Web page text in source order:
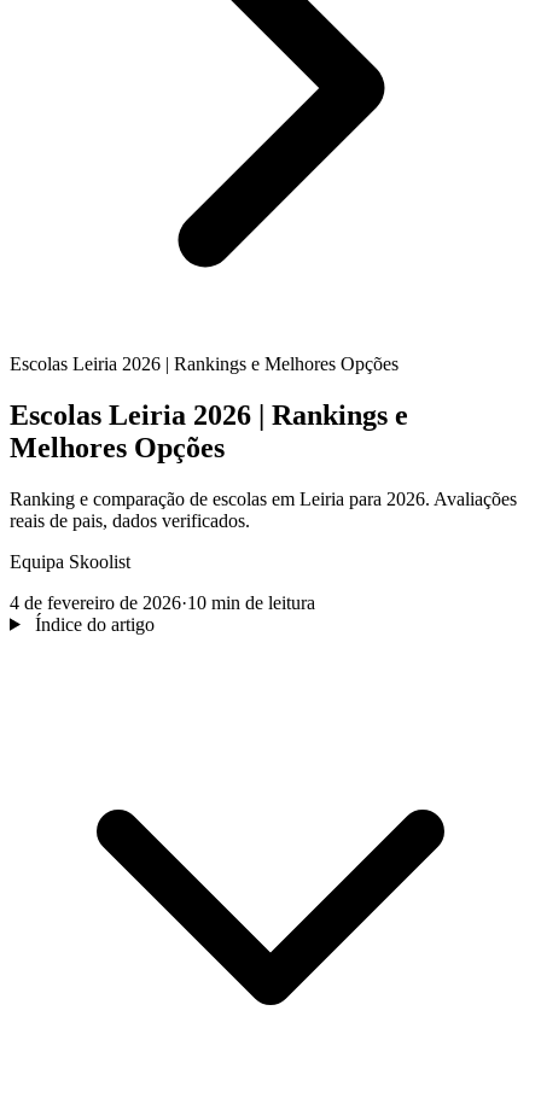
Escolas Leiria 2026 | Rankings e Melhores Opções
Escolas Leiria 2026 | Rankings e
Melhores Opções
Ranking e comparação de escolas em Leiria para 2026. Avaliações
reais de pais, dados verificados.
Equipa Skoolist
4 de fevereiro de 2026·10 min de leitura
Índice do artigo